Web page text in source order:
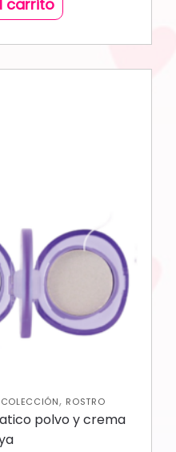
carrito
, ROSTRO
polvo y crema